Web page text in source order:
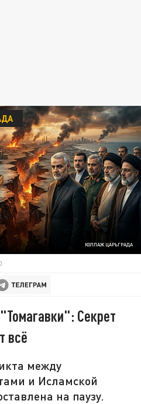
КОЛЛАЖ ЦАРЬГРАДА
Секрет
всё
между
и Исламской
на паузу.